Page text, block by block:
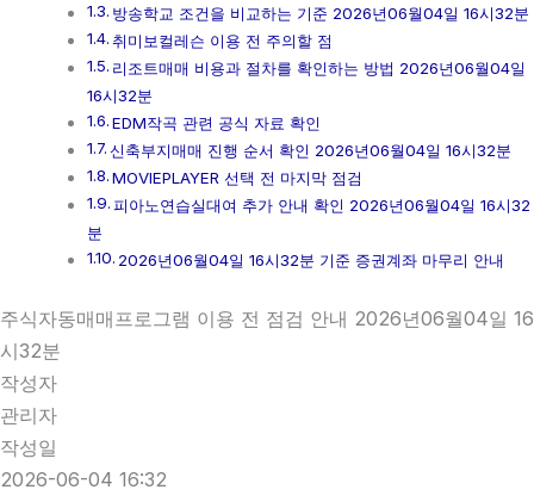
방송학교 조건을 비교하는 기준 2026년06월04일 16시32분
취미보컬레슨 이용 전 주의할 점
리조트매매 비용과 절차를 확인하는 방법 2026년06월04일
16시32분
EDM작곡 관련 공식 자료 확인
신축부지매매 진행 순서 확인 2026년06월04일 16시32분
MOVIEPLAYER 선택 전 마지막 점검
피아노연습실대여 추가 안내 확인 2026년06월04일 16시32
분
2026년06월04일 16시32분 기준 증권계좌 마무리 안내
주식자동매매프로그램 이용 전 점검 안내 2026년06월04일 16
시32분
작성자
관리자
작성일
2026-06-04 16:32